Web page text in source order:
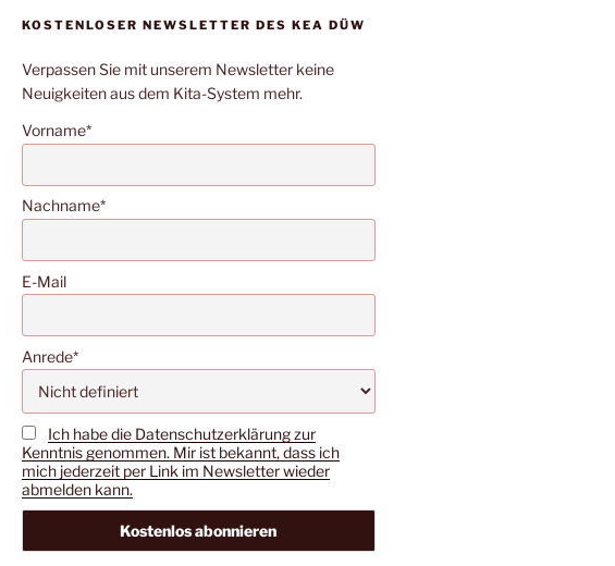
KOSTENLOSER NEWSLETTER DES KEA DÜW
Verpassen Sie mit unserem Newsletter keine
Neuigkeiten aus dem Kita-System mehr.
Vorname*
Nachname*
E-Mail
Anrede*
Ich habe die Datenschutzerklärung zur
Kenntnis genommen. Mir ist bekannt, dass ich
mich jederzeit per Link im Newsletter wieder
abmelden kann.